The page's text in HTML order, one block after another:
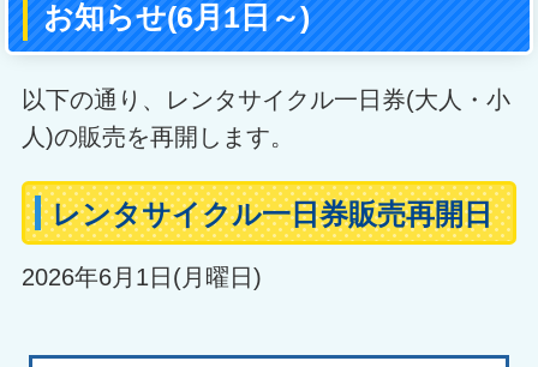
お知らせ(6月1日～)
以下の通り、レンタサイクル一日券(大人・小
人)の販売を再開します。
レンタサイクル一日券販売再開日
2026年6月1日(月曜日)